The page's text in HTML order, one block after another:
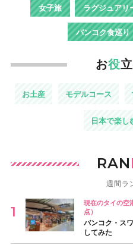
女子旅 ラグジュアリ
バンコク食巡り
お役
お土産 モデルコース
日本で楽し
RAN
週間ラ
現在のタイの空
点）
バンコク・ス
してみた